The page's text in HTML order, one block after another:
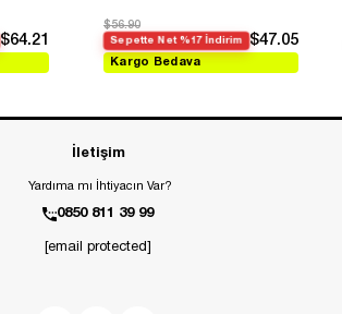
$64.21
$56.90
Sepette Net %17 İndirim $47.05
Kargo Bedava
İletişim
Yardıma mı İhtiyacın Var?
0850 811 39 99
[email protected]